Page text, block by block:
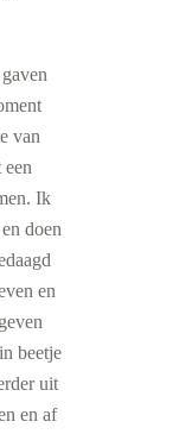
van
Ik
doen
en
beetje
uit
en af